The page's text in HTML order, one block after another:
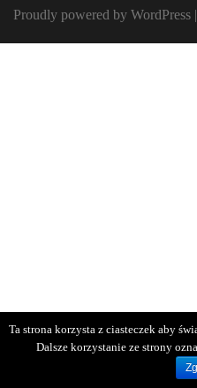
Proudly powered by WordPress |
Ta strona korzysta z ciasteczek aby
Dalsze korzystanie ze strony